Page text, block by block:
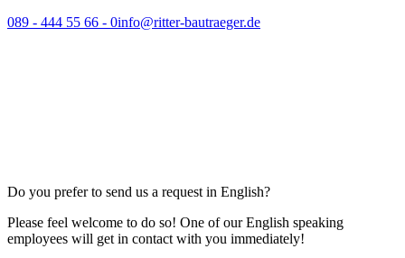
089 - 444 55 66 - 0info@ritter-bautraeger.de
Do you prefer to send us a request in English?
Please feel welcome to do so! One of our English speaking
employees will get in contact with you immediately!